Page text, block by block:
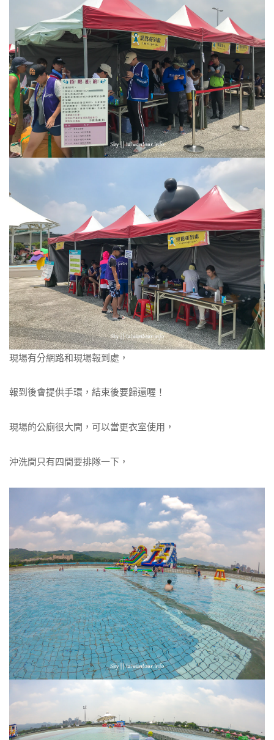
現場有分網路和現場報到處，
報到後會提供手環，結束後要歸還喔！
現場的公廁很大間，可以當更衣室使用，
沖洗間只有四間要排隊一下，